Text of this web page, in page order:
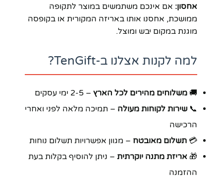
אחסון: אם אינכם משתמשים במוצר לתקופה
ממושכת, אחסנו אותו באריזה המקורית או בקופסה
מוגנת במקום יבש ומוצל.
למה לקנות אצלנו ב-TenGift?
🚚 משלוחים מהירים לכל הארץ – 2-5 ימי עסקים
📞 שירות לקוחות מעולה – תמיכה מלאה לפני ואחרי
הרכישה
💳 תשלום מאובטח – מגוון אפשרויות תשלום נוחות
🎁 אריזת מתנה יוקרתית – ניתן להוסיף בקלות בעת
ההזמנה